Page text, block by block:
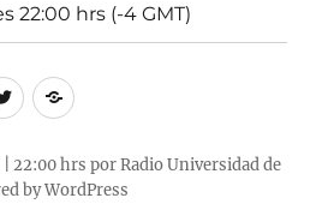
22:00 hrs (-4 GMT)
Twitter
Perdidos
Señal
vivo
lunes
| 22:00 hrs por Radio Universidad de
by WordPress